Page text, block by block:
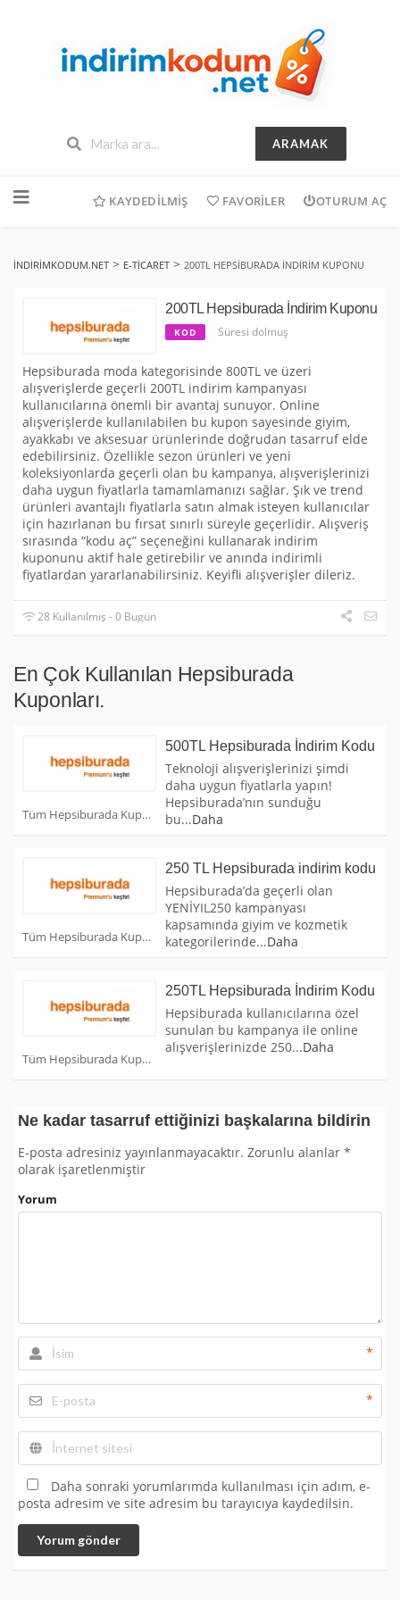
ARAMAK
geç
KAYDEDILMIŞ FAVORILER OTURUM AÇ
INDIRIMKODUM.NET > E-TICARET > 200TL HEPSIBURADA İNDIRIM KUPONU
200TL Hepsiburada İndirim Kuponu
KOD Süresi dolmuş
Hepsiburada moda kategorisinde 800TL ve üzeri
alışverişlerde geçerli 200TL indirim kampanyası
kullanıcılarına önemli bir avantaj sunuyor. Online
alışverişlerde kullanılabilen bu kupon sayesinde giyim,
ayakkabı ve aksesuar ürünlerinde doğrudan tasarruf elde
edebilirsiniz. Özellikle sezon ürünleri ve yeni
koleksiyonlarda geçerli olan bu kampanya, alışverişlerinizi
daha uygun fiyatlarla tamamlamanızı sağlar. Şık ve trend
ürünleri avantajlı fiyatlarla satın almak isteyen kullanıcılar
için hazırlanan bu fırsat sınırlı süreyle geçerlidir. Alışveriş
sırasında “kodu aç” seçeneğini kullanarak indirim
kuponunu aktif hale getirebilir ve anında indirimli
fiyatlardan yararlanabilirsiniz. Keyifli alışverişler dileriz.
28 Kullanılmış - 0 Bugün
En Çok Kullanılan Hepsiburada
Kuponları.
Tüm Hepsiburada Kuponları
500TL Hepsiburada İndirim Kodu
Teknoloji alışverişlerinizi şimdi
daha uygun fiyatlarla yapın!
Hepsiburada’nın sunduğu
bu...Daha
Tüm Hepsiburada Kuponları
250 TL Hepsiburada indirim kodu
Hepsiburada’da geçerli olan
YENİYIL250 kampanyası
kapsamında giyim ve kozmetik
kategorilerinde...Daha
Tüm Hepsiburada Kuponları
250TL Hepsiburada İndirim Kodu
Hepsiburada kullanıcılarına özel
sunulan bu kampanya ile online
alışverişlerinizde 250...Daha
Ne kadar tasarruf ettiğinizi başkalarına bildirin
E-posta adresiniz yayınlanmayacaktır. Zorunlu alanlar *
olarak işaretlenmiştir
Yorum
*
*
Daha sonraki yorumlarımda kullanılması için adım, e-
posta adresim ve site adresim bu tarayıcıya kaydedilsin.
Yorum gönder